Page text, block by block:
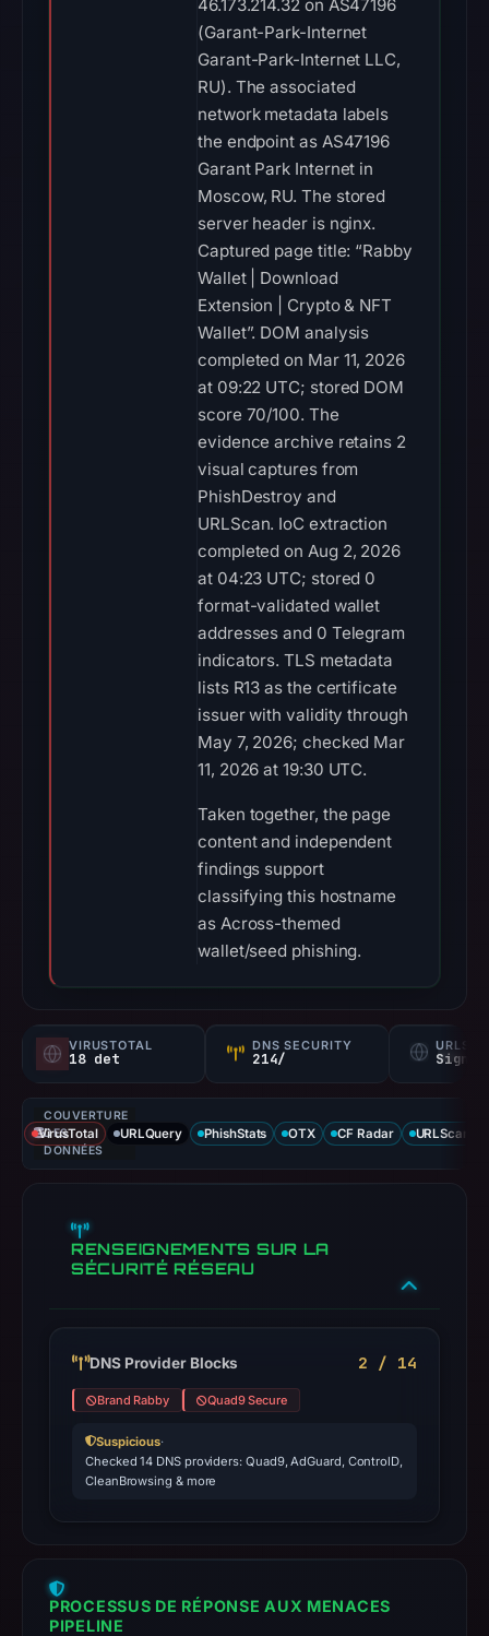
46.173.214.32 on AS47196
(Garant-Park-Internet
Garant-Park-Internet LLC,
RU). The associated
network metadata labels
the endpoint as AS47196
Garant Park Internet in
Moscow, RU. The stored
server header is nginx.
Captured page title: “Rabby
Wallet | Download
Extension | Crypto & NFT
Wallet”. DOM analysis
completed on Mar 11, 2026
at 09:22 UTC; stored DOM
score 70/100. The
evidence archive retains 2
visual captures from
PhishDestroy and
URLScan. IoC extraction
completed on Aug 2, 2026
at 04:23 UTC; stored 0
format-validated wallet
addresses and 0 Telegram
indicators. TLS metadata
lists R13 as the certificate
issuer with validity through
May 7, 2026; checked Mar
11, 2026 at 19:30 UTC.
Taken together, the page
content and independent
findings support
classifying this hostname
as Across-themed
wallet/seed phishing.
VIRUSTOTAL
18 det
DNS SECURITY
214/
COUVERTURE
DES
DONNÉES
VirusTotal URLQuery PhishStats OTX CF Radar URLScan
RENSEIGNEMENTS SUR LA
SÉCURITÉ RÉSEAU
DNS Provider Blocks 2 / 14
Brand Rabby Quad9 Secure
Suspicious·
Checked 14 DNS providers: Quad9, AdGuard, ControlD,
CleanBrowsing & more
PROCESSUS DE RÉPONSE AUX MENACES
PIPELINE